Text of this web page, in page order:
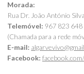
Morada:
Rua Dr. João António
Telemóvel: 967 823 648
(Chamada para a rede
E-mail:
Facebook: